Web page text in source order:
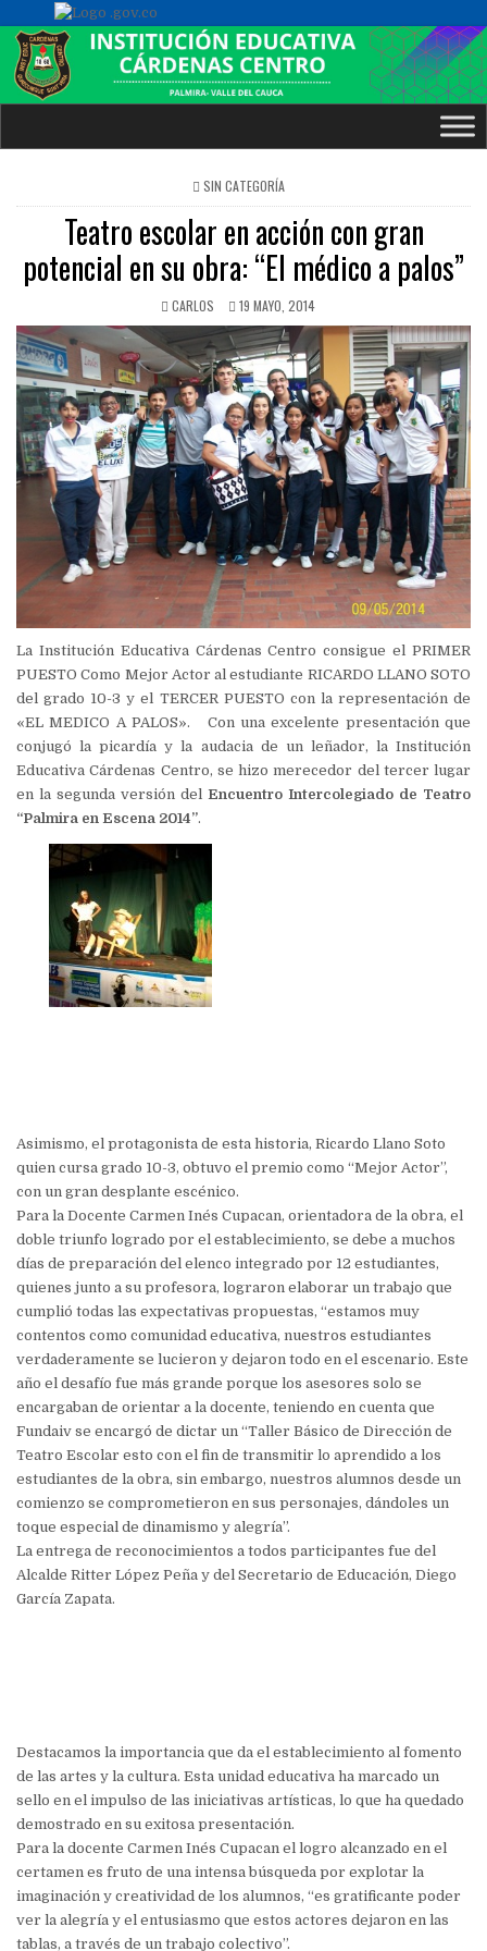
POSTED
IN
SIN CATEGORÍA
Teatro escolar en acción con gran
potencial en su obra: “El médico a palos”
CARLOS 19 MAYO, 2014
La Institución Educativa Cárdenas Centro consigue el PRIMER
PUESTO Como Mejor Actor al estudiante RICARDO LLANO SOTO
del grado 10-3 y el TERCER PUESTO con la representación de
«EL MEDICO A PALOS». Con una excelente presentación que
conjugó la picardía y la audacia de un leñador, la Institución
Educativa Cárdenas Centro, se hizo merecedor del tercer lugar
en la segunda versión del Encuentro Intercolegiado de Teatro
“Palmira en Escena 2014”.
Asimismo, el protagonista de esta historia, Ricardo Llano Soto
quien cursa grado 10-3, obtuvo el premio como “Mejor Actor”,
con un gran desplante escénico.
Para la Docente Carmen Inés Cupacan, orientadora de la obra, el
doble triunfo logrado por el establecimiento, se debe a muchos
días de preparación del elenco integrado por 12 estudiantes,
quienes junto a su profesora, lograron elaborar un trabajo que
cumplió todas las expectativas propuestas, “estamos muy
contentos como comunidad educativa, nuestros estudiantes
verdaderamente se lucieron y dejaron todo en el escenario. Este
año el desafío fue más grande porque los asesores solo se
encargaban de orientar a la docente, teniendo en cuenta que
Fundaiv se encargó de dictar un “Taller Básico de Dirección de
Teatro Escolar esto con el fin de transmitir lo aprendido a los
estudiantes de la obra, sin embargo, nuestros alumnos desde un
comienzo se comprometieron en sus personajes, dándoles un
toque especial de dinamismo y alegría”.
La entrega de reconocimientos a todos participantes fue del
Alcalde Ritter López Peña y del Secretario de Educación, Diego
García Zapata.
Destacamos la importancia que da el establecimiento al fomento
de las artes y la cultura. Esta unidad educativa ha marcado un
sello en el impulso de las iniciativas artísticas, lo que ha quedado
demostrado en su exitosa presentación.
Para la docente Carmen Inés Cupacan el logro alcanzado en el
certamen es fruto de una intensa búsqueda por explotar la
imaginación y creatividad de los alumnos, “es gratificante poder
ver la alegría y el entusiasmo que estos actores dejaron en las
tablas, a través de un trabajo colectivo”.